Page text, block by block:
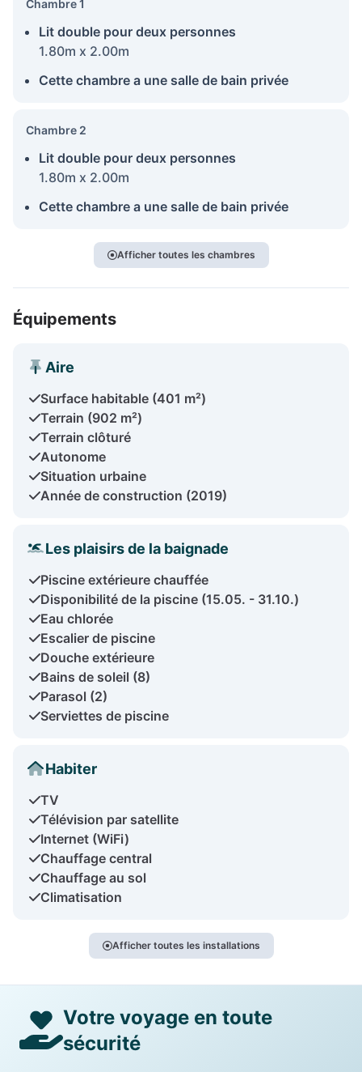
Chambre 1
Lit double pour deux personnes
1.80m x 2.00m
Cette chambre a une salle de bain privée
Chambre 2
Lit double pour deux personnes
1.80m x 2.00m
Cette chambre a une salle de bain privée
Afficher toutes les chambres
Équipements
Aire
Surface habitable (401 m²)
Terrain (902 m²)
Terrain clôturé
Autonome
Situation urbaine
Année de construction (2019)
Les plaisirs de la baignade
Piscine extérieure chauffée
Disponibilité de la piscine (15.05. - 31.10.)
Eau chlorée
Escalier de piscine
Douche extérieure
Bains de soleil (8)
Parasol (2)
Serviettes de piscine
Habiter
TV
Télévision par satellite
Internet (WiFi)
Chauffage central
Chauffage au sol
Climatisation
Afficher toutes les installations
Votre voyage en toute
sécurité